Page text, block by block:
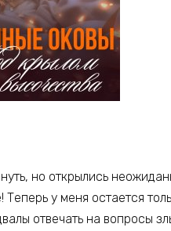
но открылись
у меня остается
отвечать на вопросы